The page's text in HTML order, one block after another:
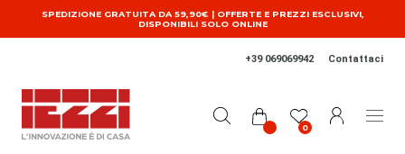
Salta al contenuto principale
SPEDIZIONE GRATUITA DA 59,90€ | OFFERTE E PREZZI ESCLUSIVI,
DISPONIBILI SOLO ONLINE
+39 069069942 Contattaci
0